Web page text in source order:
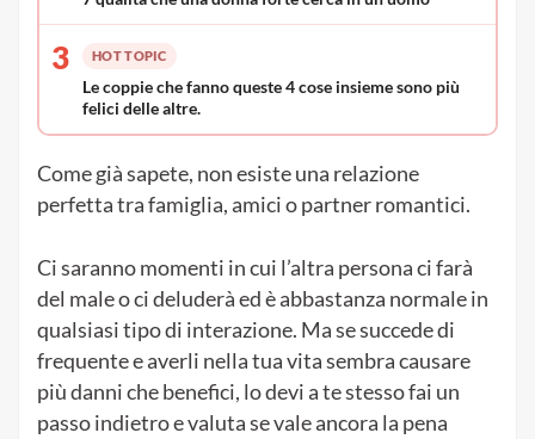
3 HOT TOPIC
Le coppie che fanno queste 4 cose insieme sono più
felici delle altre.
Come già sapete, non esiste una relazione
perfetta tra famiglia, amici o partner romantici.
Ci saranno momenti in cui l’altra persona ci farà
del male o ci deluderà ed è abbastanza normale in
qualsiasi tipo di interazione. Ma se succede di
frequente e averli nella tua vita sembra causare
più danni che benefici, lo devi a te stesso fai un
passo indietro e valuta se vale ancora la pena